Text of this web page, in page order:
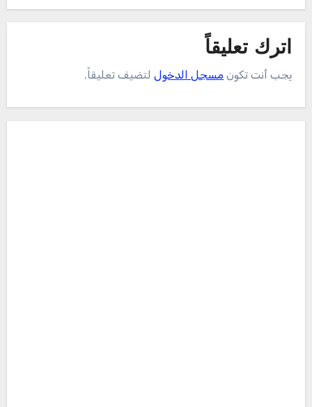
اترك تعليقاً
يجب أنت تكون مسجل الدخوللتضيف تعليقاً.